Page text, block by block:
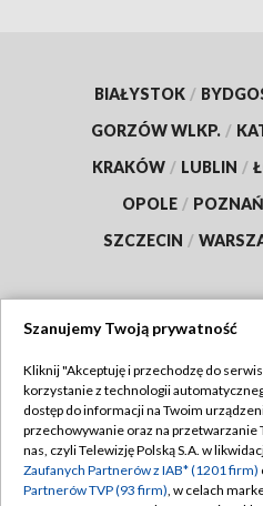
BIAŁYSTOK /
GORZÓW WLKP. /
KRAKÓW / LUBLIN /
OPOLE / POZNAŃ
SZCZECIN /
Abonament TVP
Emisja w TVP
Polityka
Szanujemy Twoją prywatność
Kliknij "Akceptuję i przechodzę do
korzystanie z technologii
dostęp do informacji na Twoim
przechowywanie oraz na przetwarzanie
nas, czyli Telewizję Polską S.A. w
Zaufanych Partnerów z IAB* (1201 firm)
Partnerów TVP (93 firm), w celach